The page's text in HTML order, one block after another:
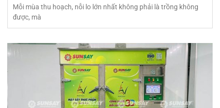
Mỗi mùa thu hoạch, nỗi lo lớn nhất không phải là trồng không
được, mà